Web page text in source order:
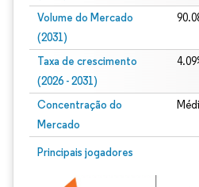
Volume do Mercado
(2031)
Taxa de crescimento
(2026 - 2031)
Concentração do
Mercado
Principais jogadores
Imagem © Mordor Intelligence. O reuso